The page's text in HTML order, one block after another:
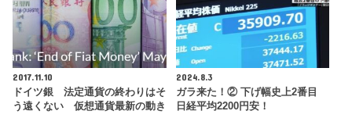
2017.11.10
ドイツ銀 法定通貨の終わりはそ
う遠くない 仮想通貨最新の動き
2024.8.3
ガラ来た！② 下げ幅史上2番目
日経平均2200円安！